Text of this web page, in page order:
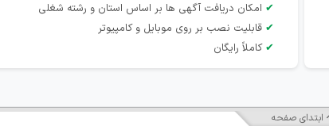
✔ امکان دریافت آگهی ها بر اساس استان و رشته شغلی
✔ قابلیت نصب بر روی موبایل و کامپیوتر
✔ کاملاً رایگان
ابتدای صفحه